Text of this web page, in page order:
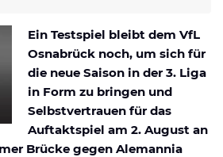
Ein Testspiel bleibt dem VfL
Osnabrück noch, um sich für
die neue Saison in der 3. Liga
in Form zu bringen und
Selbstvertrauen für das
Auftaktspiel am 2. August an
Brücke gegen Alemannia